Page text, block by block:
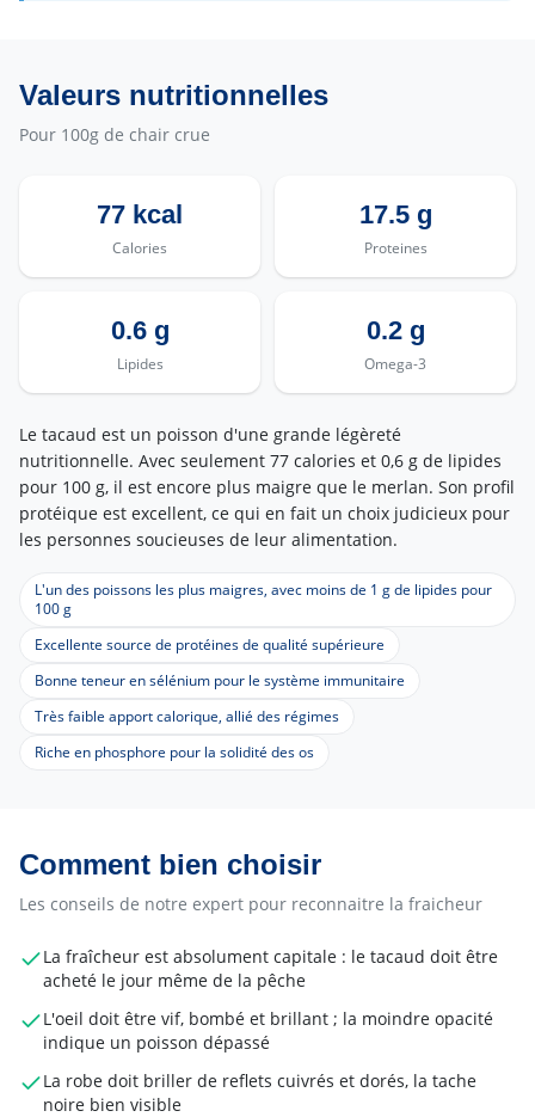
Valeurs nutritionnelles
Pour 100g de chair crue
77 kcal
Calories
17.5 g
Proteines
0.6 g
Lipides
0.2 g
Omega-3
Le tacaud est un poisson d'une grande légèreté
nutritionnelle. Avec seulement 77 calories et 0,6 g de lipides
pour 100 g, il est encore plus maigre que le merlan. Son profil
protéique est excellent, ce qui en fait un choix judicieux pour
les personnes soucieuses de leur alimentation.
L'un des poissons les plus maigres, avec moins de 1 g de lipides pour
100 g
Excellente source de protéines de qualité supérieure
Bonne teneur en sélénium pour le système immunitaire
Très faible apport calorique, allié des régimes
Riche en phosphore pour la solidité des os
Comment bien choisir
Les conseils de notre expert pour reconnaitre la fraicheur
La fraîcheur est absolument capitale : le tacaud doit être
acheté le jour même de la pêche
L'oeil doit être vif, bombé et brillant ; la moindre opacité
indique un poisson dépassé
La robe doit briller de reflets cuivrés et dorés, la tache
noire bien visible